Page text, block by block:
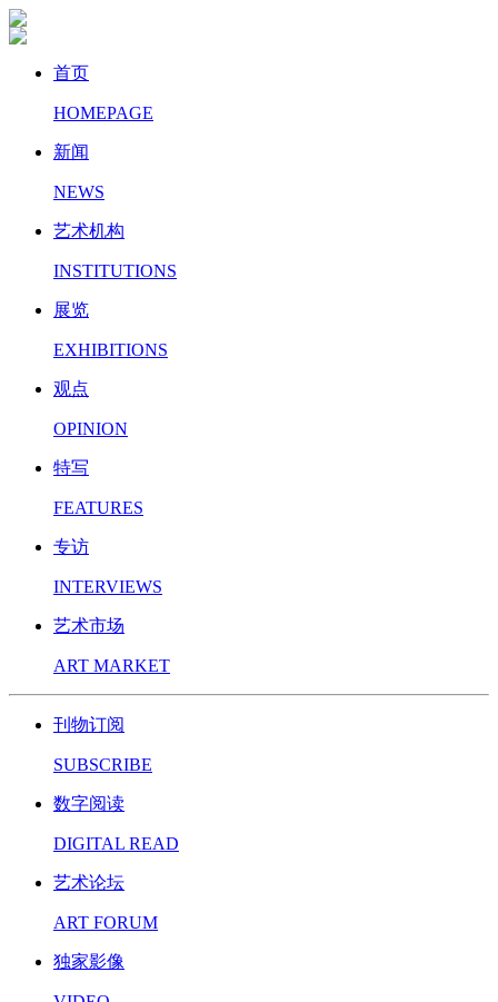
首页
HOMEPAGE
新闻
NEWS
艺术机构
INSTITUTIONS
展览
EXHIBITIONS
观点
OPINION
特写
FEATURES
专访
INTERVIEWS
艺术市场
ART MARKET
刊物订阅
SUBSCRIBE
数字阅读
DIGITAL READ
艺术论坛
ART FORUM
独家影像